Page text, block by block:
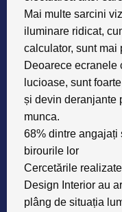
Mai multe sarcini
iluminare ridicat,
calculator, sunt mai
Deoarece ecranele
lucioase, sunt
și devin deranjante
munca.
68% dintre angajați
birourile lor
Cercetările
Design Interior au
plâng de situația